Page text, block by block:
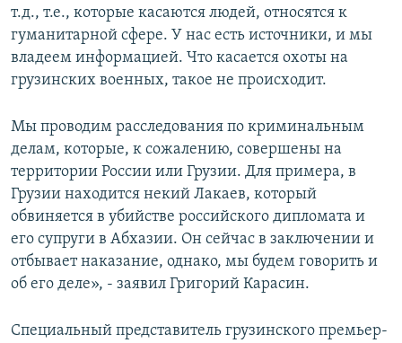
т.д., т.е., которые касаются людей, относятся к
гуманитарной сфере. У нас есть источники, и мы
владеем информацией. Что касается охоты на
грузинских военных, такое не происходит.
Мы проводим расследования по криминальным
делам, которые, к сожалению, совершены на
территории России или Грузии. Для примера, в
Грузии находится некий Лакаев, который
обвиняется в убийстве российского дипломата и
его супруги в Абхазии. Он сейчас в заключении и
отбывает наказание, однако, мы будем говорить и
об его деле», - заявил Григорий Карасин.
Специальный представитель грузинского премьер-